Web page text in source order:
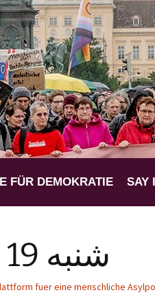
FÜR DEMOKRATIE SAY
شنبه 19 مارس 2016
fuer eine menschliche